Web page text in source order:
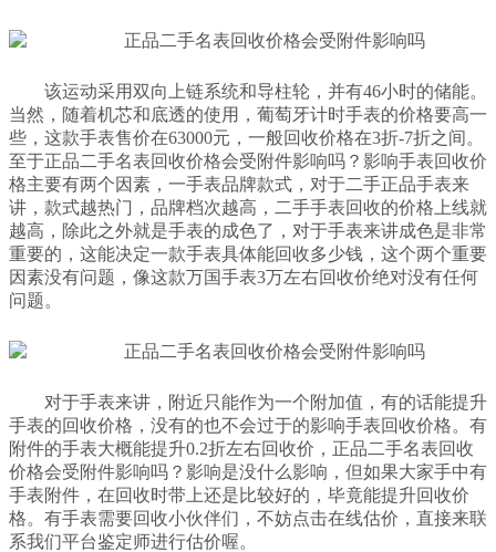
该运动采用双向上链系统和导柱轮，并有46小时的储能。
当然，随着机芯和底透的使用，葡萄牙计时手表的价格要高一
些，这款手表售价在63000元，一般回收价格在3折-7折之间。
至于正品二手名表回收价格会受附件影响吗？影响手表回收价
格主要有两个因素，一手表品牌款式，对于二手正品手表来
讲，款式越热门，品牌档次越高，二手手表回收的价格上线就
越高，除此之外就是手表的成色了，对于手表来讲成色是非常
重要的，这能决定一款手表具体能回收多少钱，这个两个重要
因素没有问题，像这款万国手表3万左右回收价绝对没有任何
问题。
对于手表来讲，附近只能作为一个附加值，有的话能提升
手表的回收价格，没有的也不会过于的影响手表回收价格。有
附件的手表大概能提升0.2折左右回收价，正品二手名表回收
价格会受附件影响吗？影响是没什么影响，但如果大家手中有
手表附件，在回收时带上还是比较好的，毕竟能提升回收价
格。有手表需要回收小伙伴们，不妨点击在线估价，直接来联
系我们平台鉴定师进行估价喔。